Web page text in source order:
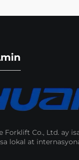
Forklift Co., Ltd. ay
lokal at